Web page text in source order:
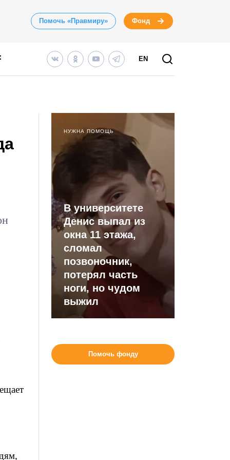
Помочь «Правмиру» Фонд
EN
НУЖНА ПОМОЩЬ
В университете
Денис выпал из
окна 11 этажа,
сломал
позвоночник,
потерял часть
ноги, но чудом
выжил
Помочь фонду